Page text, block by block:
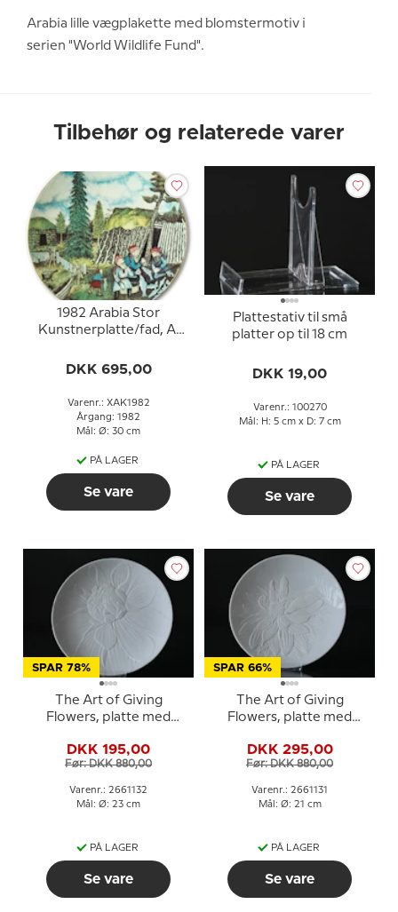
Arabia lille vægplakette med blomstermotiv i
serien "World Wildlife Fund".
Tilbehør og relaterede varer
1982 Arabia Stor
Kunstnerplatte/fad, A.
DKK 695,00
Varenr.: XAK1982
Årgang: 1982
Mål: Ø: 30 cm
PÅ LAGER
Se vare
Plattestativ til små
platter op til 18 cm
DKK 19,00
Varenr.: 100270
Mål: H: 5 cm x D: 7 cm
PÅ LAGER
Se vare
SPAR 78%
The Art of Giving
Flowers, platte med
Copenhagen
DKK 195,00
Før: DKK 880,00
Varenr.: 2661132
Mål: Ø: 23 cm
PÅ LAGER
Se vare
SPAR 66%
The Art of Giving
Flowers, platte med
Copenhagen
DKK 295,00
Før: DKK 880,00
Varenr.: 2661131
Mål: Ø: 21 cm
PÅ LAGER
Se vare